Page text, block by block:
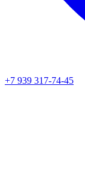
+7 939 317-74-45